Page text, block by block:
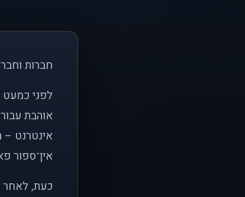
חברות
אוהבת
אינטרנט –
אין־ספור
כעת, לאחר